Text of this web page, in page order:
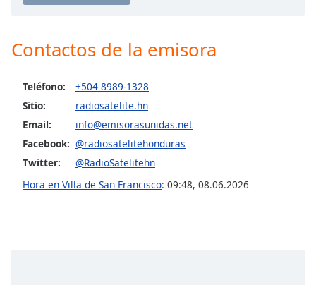
Area
Background
Color
Opacity
Contactos de la emisora
Teléfono:
+504 8989-1328
Sitio:
radiosatelite.hn
Email:
info@emisorasunidas.net
Facebook: @radiosatelitehonduras
Twitter:
@RadioSatelitehn
Hora en Villa de San Francisco: 09:48, 08.06.2026